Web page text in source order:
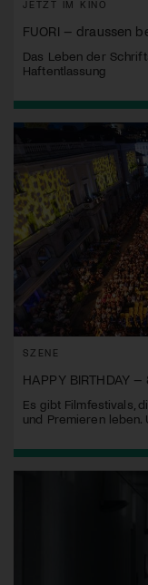
JETZT IM KINO
FUORI – draussen
Das Leben der
Haftentlassung
SZENE
HAPPY BIRTHDAY
Es gibt Filmfestivals,
und Premieren leben.